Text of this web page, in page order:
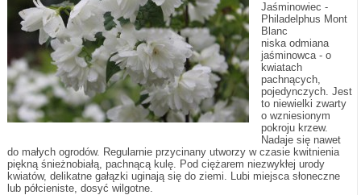
Jaśminowiec -
Philadelphus Mont
Blanc
niska odmiana
jaśminowca - o
kwiatach
pachnących,
pojedynczych. Jest
to niewielki zwarty
o wzniesionym
pokroju krzew.
Nadaje się nawet
do małych ogrodów. Regularnie przycinany utworzy w czasie kwitnienia
piękną śnieżnobiałą, pachnącą kulę. Pod ciężarem niezwykłej urody
kwiatów, delikatne gałązki uginają się do ziemi. Lubi miejsca słoneczne
lub półcieniste, dosyć wilgotne.